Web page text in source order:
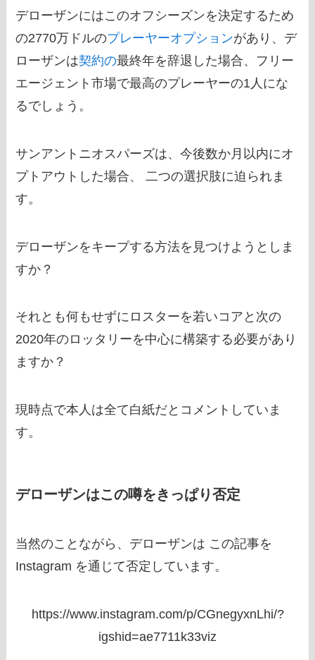
デローザンにはこのオフシーズンを決定するため
の2770万ドルのプレーヤーオプションがあり、デ
ローザンは契約の最終年を辞退した場合、フリー
エージェント市場で最高のプレーヤーの1人にな
るでしょう。
サンアントニオスパーズは、今後数か月以内にオ
プトアウトした場合、 二つの選択肢に迫られま
す。
デローザンをキープする方法を見つけようとしま
すか？
それとも何もせずにロスターを若いコアと次の
2020年のロッタリーを中心に構築する必要があり
ますか？
現時点で本人は全て白紙だとコメントしていま
す。
デローザンはこの噂をきっぱり否定
当然のことながら、デローザンは この記事を
Instagram を通じて否定しています。
https://www.instagram.com/p/CGnegyxnLhi/?
igshid=ae7711k33viz